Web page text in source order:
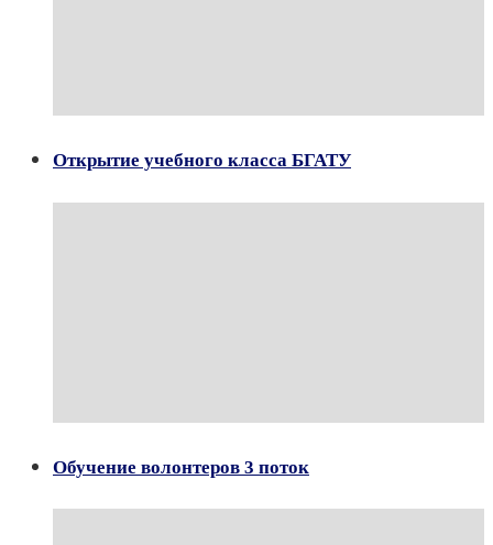
Открытие учебного класса БГАТУ
Обучение волонтеров 3 поток